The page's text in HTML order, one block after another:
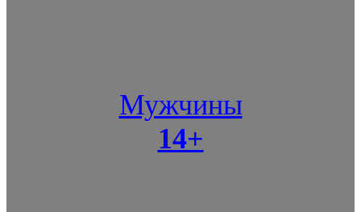
Мужчины
14+